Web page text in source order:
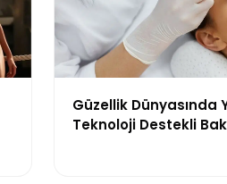
Güzellik Dünyasında
Teknoloji Destekli